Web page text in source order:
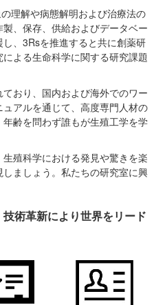
理解や病態解明および治療法の
、保存、供給およびデータベー
、3Rsを推進すると共に創薬研
よる生命科学に関する研究課題
おり、国内および海外でのワー
アルを通じて、高度専門人材の
齢を問わず誰もが生殖工学を学
殖科学における発見や驚きを楽
ましょう。私たちの研究室に興
技術革新により世界をリード
ムページ
業
ニック（KMC）機器予約システ